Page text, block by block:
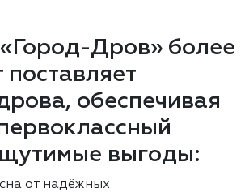
Дров» более
поставляет
обеспечивая
выгоды:
от надёжных